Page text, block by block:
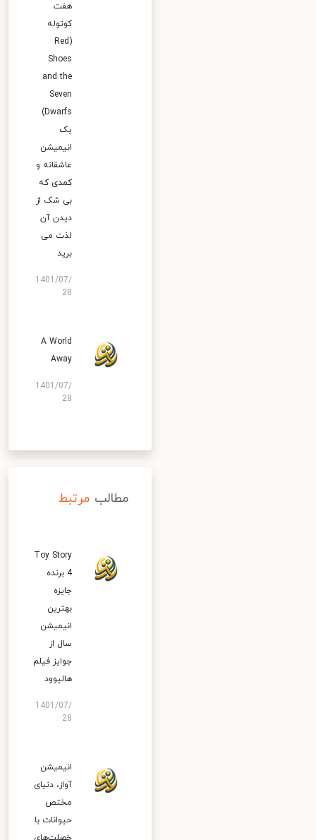
هفت
کوتوله
(Red
Shoes
and the
Seven
Dwarfs)
یک
انیمیشن
عاشقانه و
کمدی که
بی شک از
دیدن آن
لذت می
برید
1401/07/
28
A World
Away
1401/07/
28
مطالب مرتبط
Toy Story
4 برنده
جایزه
بهترین
انیمیشن
سال از
جوایز فیلم
هالیوود
1401/07/
28
انیمیشن
آواز، دنیای
مختص
حیوانات با